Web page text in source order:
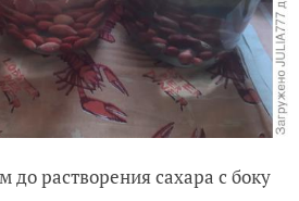
до растворения сахара с боку